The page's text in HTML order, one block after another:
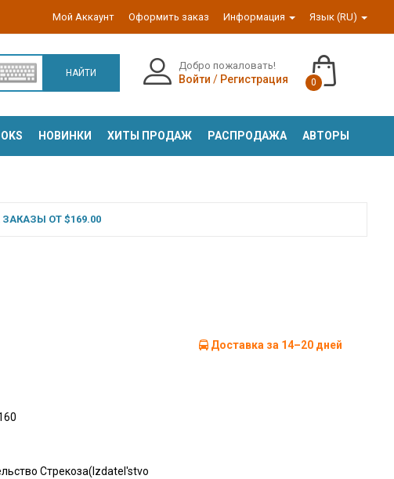
Мой Аккаунт Оформить заказ Информация Язык (RU)
НАЙТИ
Добро пожаловать!
Войти / Регистрация 0
НОВИНКИ ХИТЫ ПРОДАЖ РАСПРОДАЖА АВТОРЫ
ОТ $169.00
Стрекоза(Izdatel'stvo
Доставка за 14–20 дней